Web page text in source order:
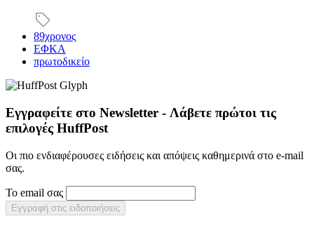
89χρονος
ΕΦΚΑ
πρωτοδικείο
Εγγραφείτε στο Newsletter - Λάβετε πρώτοι τις
επιλογές HuffPost
Οι πιο ενδιαφέρουσες ειδήσεις και απόψεις καθημερινά στο e-mail
σας.
Το email σας
Εγγραφή στις ειδοποιήσεις